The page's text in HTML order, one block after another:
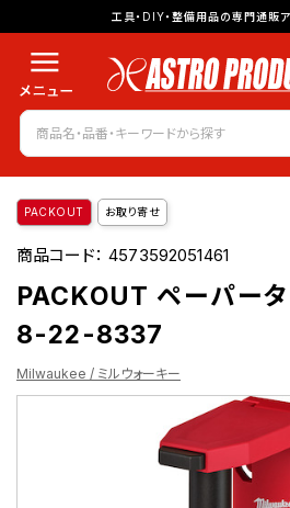
工具・DIY・整備用品の専門通販
PACKOUT お取り寄せ
商品コード：4573592051461
PACKOUT ペーパー
8-22-8337
Milwaukee / ミルウォーキー